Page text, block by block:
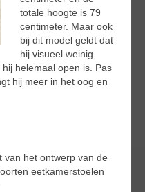
totale hoogte is 79
centimeter. Maar ook
bij dit model geldt dat
hij visueel weinig
helemaal open is. Pas
hij meer in het oog en
van het ontwerp van de
eetkamerstoelen